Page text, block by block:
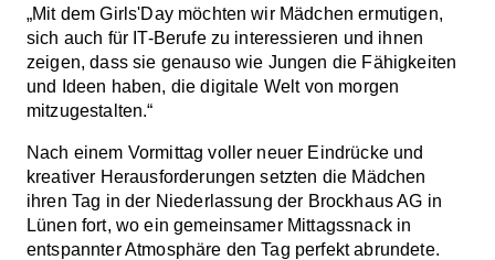
„Mit dem Girls'Day möchten wir Mädchen ermutigen,
sich auch für IT-Berufe zu interessieren und ihnen
zeigen, dass sie genauso wie Jungen die Fähigkeiten
und Ideen haben, die digitale Welt von morgen
mitzugestalten.“
Nach einem Vormittag voller neuer Eindrücke und
kreativer Herausforderungen setzten die Mädchen
ihren Tag in der Niederlassung der Brockhaus AG in
Lünen fort, wo ein gemeinsamer Mittagssnack in
entspannter Atmosphäre den Tag perfekt abrundete.